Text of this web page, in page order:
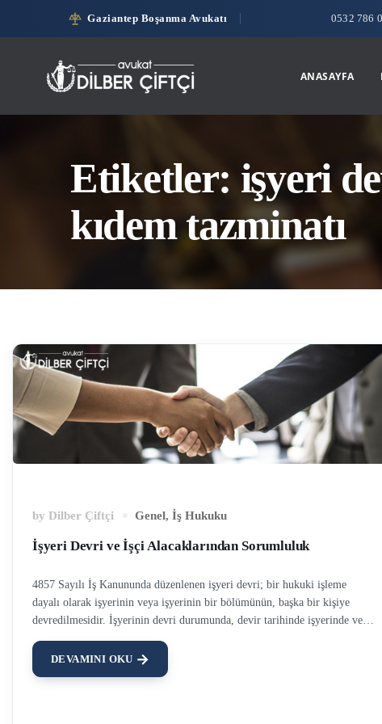
Gaziantep Boşanma Avukatı 0532 786
ANASAYFA
Etiketler: işyeri
kıdem tazminatı
by Dilber Çiftçi Genel, İş Hukuku
İşyeri Devri ve İşçi Alacaklarından Sorumluluk
4857 Sayılı İş Kanununda düzenlenen işyeri devri; bir hukuki işleme
dayalı olarak işyerinin veya işyerinin bir bölümünün, başka bir kişiye
devredilmesidir. İşyerinin devri durumunda, devir tarihinde işyerinde veya
ile işyerini devralana geçmektedir. Eski İşverenin İşçilik Alacaklarından
Sorumluluğu Genel anlamda işyerini devreden işverenin sorumluluğu, işçi
DEVAMINI OKU